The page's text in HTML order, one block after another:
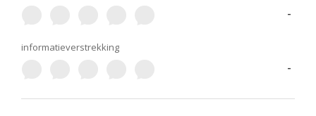
-
informatieverstrekking
-